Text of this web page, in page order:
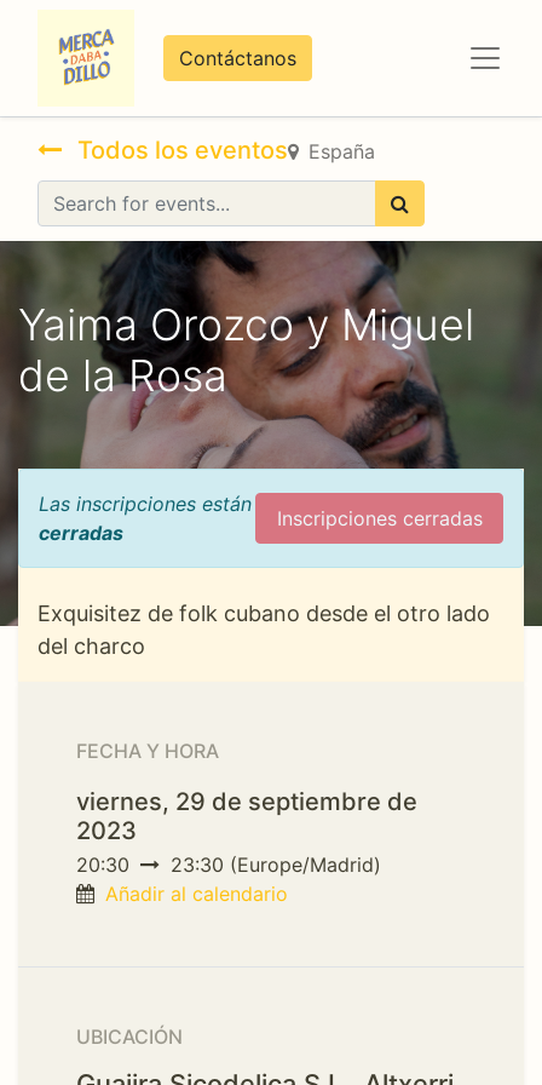
Contáctanos
Todos los eventos España
Yaima Orozco y Miguel
de la Rosa
Las inscripciones están
cerradas
Inscripciones cerradas
Exquisitez de folk cubano desde el otro lado
del charco
FECHA Y HORA
viernes, 29 de septiembre de
2023
20:30 23:30 (Europe/Madrid)
Añadir al calendario
UBICACIÓN